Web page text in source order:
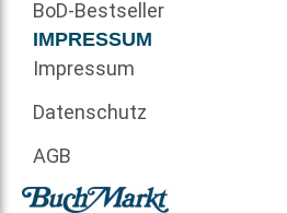
BoD-Bestseller
IMPRESSUM
Impressum
Datenschutz
AGB